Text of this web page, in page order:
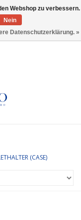
(CASE)
Webshop zu verbessern.
Nein
Datenschutzerklärung. »